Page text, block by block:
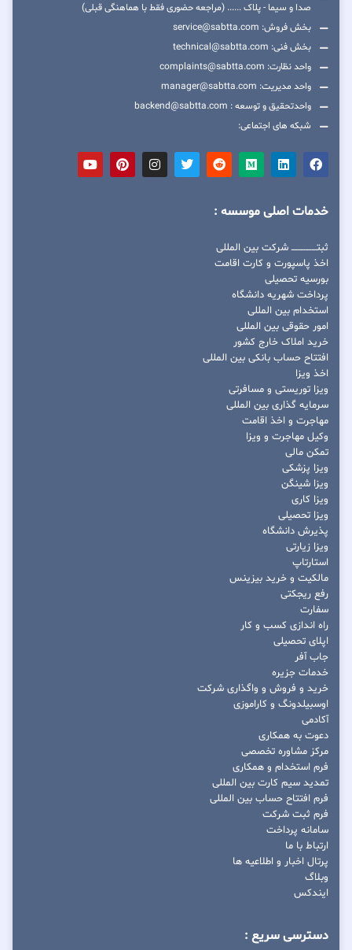
صدا و سیما - پلاک ...... (مراجعه حضوری فقط با هماهنگی قبلی)
بخش فروش: service@sabtta.com
بخش فنی: technical@sabtta.com
واحد نظارت: complaints@sabtta.com
واحد مدیریت: manager@sabtta.com
واحدتحقیق و توسعه : backend@sabtta.com
شبکه های اجتماعی:
خدمات اصلی موسسه :
ثبتــــــــــــــــ شرکت بین المللی
اخذ پاسپورت و کارت اقامت
بورسیه تحصیلی
پرداخت شهریه دانشگاه
استخدام بین المللی
امور حقوقی بین المللی
خرید املاک خارج کشور
افتتاح حساب بانکی بین المللی
اخذ ویزا
ویزا توریستی و مسافرتی
سرمایه گذاری بین المللی
مهاجرت و اخذ اقامت
وکیل مهاجرت و ویزا
تمکن مالی
ویزا پزشکی
ویزا شینگن
ویزا کاری
ویزا تحصیلی
پذیرش دانشگاه
ویزا زیارتی
استارتاپ
مالکیت و خرید بیزینس
رفع ریجکتی
سفارت
راه اندازی کسب و کار
اپلای تحصیلی
جاب آفر
خدمات جزیره
خرید و فروش و واگذاری شرکت
اوسبیلدونگ و کاراموزی
آکادمی
دعوت به همکاری
مرکز مشاوره تخصصی
فرم استخدام و همکاری
تمدید سیم کارت بین المللی
فرم افتتاح حساب بین المللی
فرم ثبت شرکت
سامانه پرداخت
ارتباط با ما
پرتال اخبار و اطلاعیه ها
وبلاگ
ایندکس
دسترسی سریع :